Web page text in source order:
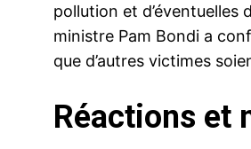
pollution et d’éventuelles
ministre Pam Bondi a
que d’autres victimes
Réactions et